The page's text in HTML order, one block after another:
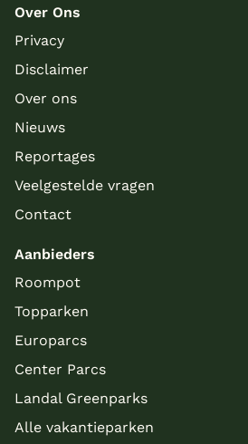
Over Ons
Privacy
Disclaimer
Over ons
Nieuws
Reportages
Veelgestelde vragen
Contact
Aanbieders
Roompot
Topparken
Europarcs
Center Parcs
Landal Greenparks
Alle vakantieparken